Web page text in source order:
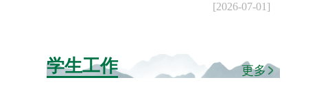
[2026-07-01]
学生工作 更多